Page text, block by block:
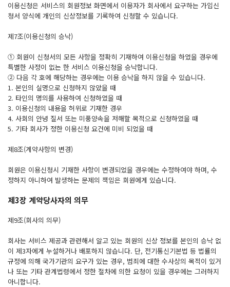
이용신청은 서비스의 회원정보 화면에서 이용자가 회사에서 요구하는 가입신
청서 양식에 개인의 신상정보를 기록하여 신청할 수 있습니다.
제7조(이용신청의 승낙)
① 회원이 신청서의 모든 사항을 정확히 기재하여 이용신청을 하였을 경우에
특별한 사정이 없는 한 서비스 이용신청을 승낙합니다.
② 다음 각 호에 해당하는 경우에는 이용 승낙을 하지 않을 수 있습니다.
1. 본인의 실명으로 신청하지 않았을 때
2. 타인의 명의를 사용하여 신청하였을 때
3. 이용신청의 내용을 허위로 기재한 경우
4. 사회의 안녕 질서 또는 미풍양속을 저해할 목적으로 신청하였을 때
5. 기타 회사가 정한 이용신청 요건에 미비 되었을 때
제8조(계약사항의 변경)
회원은 이용신청시 기재한 사항이 변경되었을 경우에는 수정하여야 하며, 수
정하지 아니하여 발생하는 문제의 책임은 회원에게 있습니다.
제3장 계약당사자의 의무
제9조(회사의 의무)
회사는 서비스 제공과 관련해서 알고 있는 회원의 신상 정보를 본인의 승낙 없
이 제3자에게 누설하거나 배포하지 않습니다. 단, 전기통신기본법 등 법률의
규정에 의해 국가기관의 요구가 있는 경우, 범죄에 대한 수사상의 목적이 있거
나 또는 기타 관계법령에서 정한 절차에 의한 요청이 있을 경우에는 그러하지
아니합니다.